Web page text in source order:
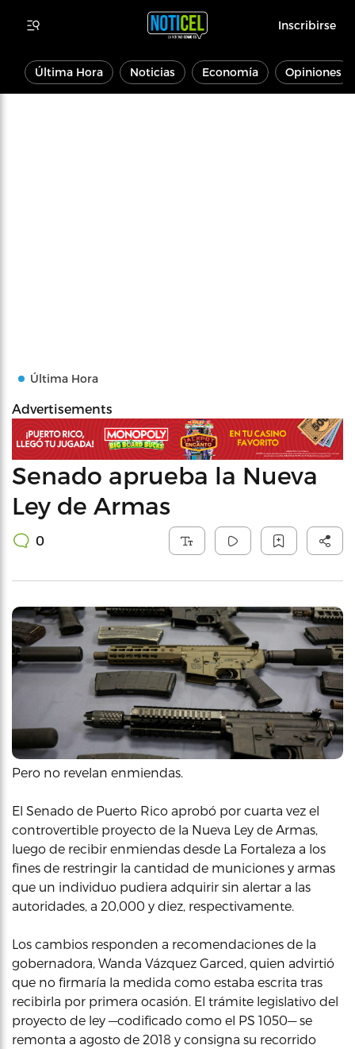
Inscribirse
Última Hora Noticias Economía Opiniones
Última Hora
Advertisements
Senado aprueba la Nueva
Ley de Armas
0
Pero no revelan enmiendas.
El Senado de Puerto Rico aprobó por cuarta vez el
controvertible proyecto de la Nueva Ley de Armas,
luego de recibir enmiendas desde La Fortaleza a los
fines de restringir la cantidad de municiones y armas
que un individuo pudiera adquirir sin alertar a las
autoridades, a 20,000 y diez, respectivamente.
Los cambios responden a recomendaciones de la
gobernadora, Wanda Vázquez Garced, quien advirtió
que no firmaría la medida como estaba escrita tras
recibirla por primera ocasión. El trámite legislativo del
proyecto de ley —codificado como el PS 1050— se
remonta a agosto de 2018 y consigna su recorrido